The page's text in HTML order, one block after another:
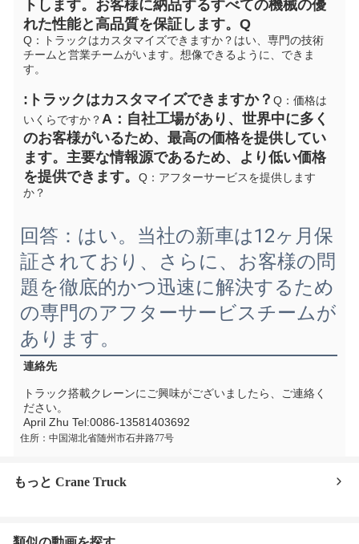
トします。お客様に納品するすべての機械の優
れた性能と高品質を保証します。 Q
Q：トラックはカスタマイズできますか？ はい、専門の技術
チームと営業チームがいます。想像できるように、できま
す。
:トラックはカスタマイズできますか？ Q：価格は
いくらですか？A：自社工場があり、世界中に多く
のお客様がいるため、最高の価格を提供してい
ます。主要な情報源であるため、より低い価格
を提供できます。
Q：アフターサービスを提供します
か？
回答：はい。当社の新車は12ヶ月保
証されており、さらに、お客様の問
題を徹底的かつ迅速に解決するため
の専門のアフターサービスチームが
あります。
連絡先
トラック搭載クレーンにご興味がございましたら、ご連絡く
ださい。
April Zhu Tel:0086-13581403692
住所：中国湖北省随州市石井路77号
もっと Crane Truck